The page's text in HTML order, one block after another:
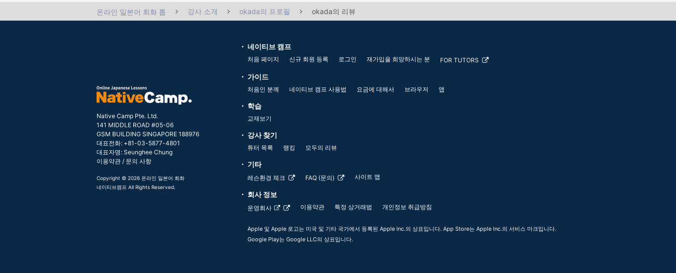
온라인 일본어 회화 톱 강사 소개 okada의 프로필 okada의 리뷰
Native Camp Pte. Ltd.
141 MIDDLE ROAD #05-06
GSM BUILDING SINGAPORE 188976
대표전화: +81-03-5877-4801
대표자명: Seunghee Chung
이용약관 / 문의 사항
Copyright © 2026 온라인 일본어 회화
네이티브캠프 All Rights Reserved.
네이티브 캠프
처음 페이지 신규 회원 등록 로그인 재가입을 희망하시는 분 FOR TUTORS
가이드
처음인 분께 네이티브 캠프 사용법 요금에 대해서 브라우저 앱
학습
교재보기
강사 찾기
튜터 목록 랭킹 모두의 리뷰
기타
레슨환경 체크 FAQ (문의) 사이트 맵
회사 정보
운영회사 이용약관 특정 상거래법 개인정보 취급방침
Apple 및 Apple 로고는 미국 및 기타 국가에서 등록된 Apple Inc.의 상표입니다. App Store는 Apple Inc.의 서비스 마크입니다.
Google Play는 Google LLC의 상표입니다.